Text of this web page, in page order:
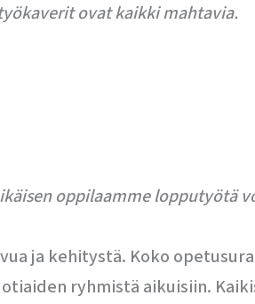
ovat kaikki mahtavia.
oppilaamme lopputyötä
ja kehitystä. Koko
ryhmistä aikuisiin.